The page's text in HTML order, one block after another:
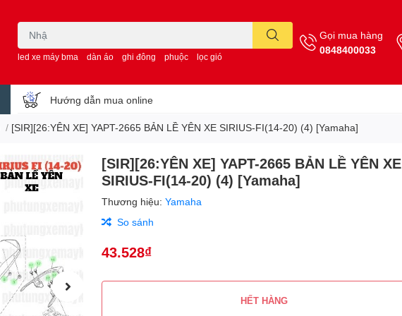
led xe máy bma dàn áo ghi đông phuộc lọc gió
Gọi mua hàng
0848400033
Hướng dẫn mua online
/ [SIR][26:YÊN XE] YAPT-2665 BẢN LỀ YÊN XE SIRIUS-FI(14-20) (4) [Yamaha]
[SIR][26:YÊN XE] YAPT-2665 BẢN LỀ YÊN XE
SIRIUS-FI(14-20) (4) [Yamaha]
Thương hiệu:Yamaha
So sánh
43.528₫
HẾT HÀNG